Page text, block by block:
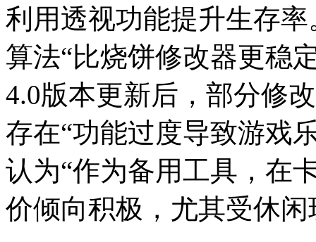
利用透视功能提升生存
算法“比烧饼修改器更稳
4.0版本更新后，部分修
存在“功能过度导致游戏
认为“作为备用工具，在
价倾向积极，尤其受休